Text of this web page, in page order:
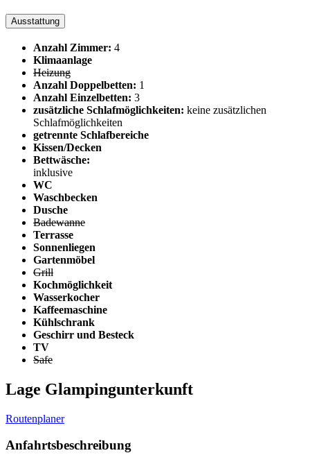
Ausstattung
Anzahl Zimmer: 4
Klimaanlage
Heizung
Anzahl Doppelbetten: 1
Anzahl Einzelbetten: 3
zusätzliche Schlafmöglichkeiten: keine zusätzlichen
Schlafmöglichkeiten
getrennte Schlafbereiche
Kissen/Decken
Bettwäsche:
inklusive
WC
Waschbecken
Dusche
Badewanne
Terrasse
Sonnenliegen
Gartenmöbel
Grill
Kochmöglichkeit
Wasserkocher
Kaffeemaschine
Kühlschrank
Geschirr und Besteck
TV
Safe
Lage Glampingunterkunft
Routenplaner
Anfahrtsbeschreibung